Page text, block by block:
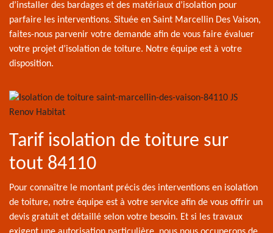
d’installer des bardages et des matériaux d’isolation pour
parfaire les interventions. Située en Saint Marcellin Des Vaison,
faites-nous parvenir votre demande afin de vous faire évaluer
votre projet d’isolation de toiture. Notre équipe est à votre
disposition.
Tarif isolation de toiture sur
tout 84110
Pour connaître le montant précis des interventions en isolation
de toiture, notre équipe est à votre service afin de vous offrir un
devis gratuit et détaillé selon votre besoin. Et si les travaux